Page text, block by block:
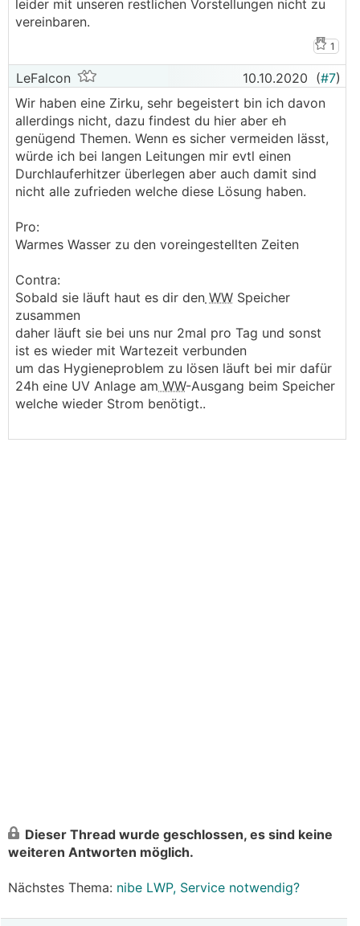
leider mit unseren restlichen Vorstellungen nicht zu
vereinbaren.
1
LeFalcon 10.10.2020 (#7)
Wir haben eine Zirku, sehr begeistert bin ich davon
allerdings nicht, dazu findest du hier aber eh
genügend Themen. Wenn es sicher vermeiden lässt,
würde ich bei langen Leitungen mir evtl einen
Durchlauferhitzer überlegen aber auch damit sind
nicht alle zufrieden welche diese Lösung haben.
Pro:
Warmes Wasser zu den voreingestellten Zeiten
Contra:
Sobald sie läuft haut es dir den WW Speicher
zusammen
daher läuft sie bei uns nur 2mal pro Tag und sonst
ist es wieder mit Wartezeit verbunden
um das Hygieneproblem zu lösen läuft bei mir dafür
24h eine UV Anlage am WW-Ausgang beim Speicher
welche wieder Strom benötigt..
Dieser Thread wurde geschlossen, es sind keine
weiteren Antworten möglich.
Nächstes Thema: nibe LWP, Service notwendig?